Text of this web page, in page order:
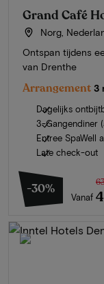
Grand Café
Norg,
Ontspan tijdens
van Drenthe
Arrangement 3
Dagelijks
3-Gangendiner
Entree SpaWell
Late check-out
-30%
Vanaf